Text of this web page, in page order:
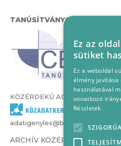
TANÚSÍTVÁNYOK
KÖZÉRDEKŰ ADATOK
adatigenyles@bvcs.hu
ARCHÍV KÖZÉRDEKŰ ADATOK
Ez az
sütiket
Ez a weboldal
élmény javítása
használatával
vonatkozó
Részletek